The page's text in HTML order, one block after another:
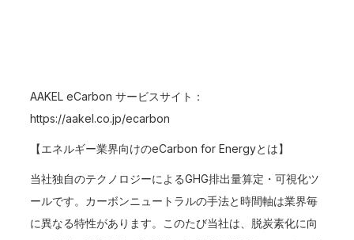
AAKEL eCarbon サービスサイト：
https://aakel.co.jp/ecarbon
【エネルギー業界向けのeCarbon for Energyとは】
当社独自のテクノロジーによるGHG排出量算定・可視化ツ
ールです。カーボンニュートラルの手法と時間軸は業界毎
に異なる特性があります。このたび当社は、脱炭素化に向